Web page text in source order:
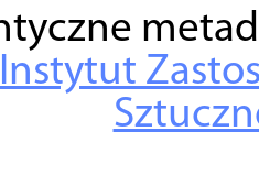
Instytut